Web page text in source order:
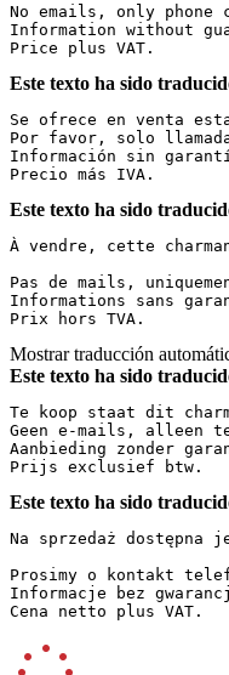
No emails, only
Information without
Price plus VAT.
Este texto ha sido
Se ofrece en venta
Por favor, solo
Información sin
Precio más IVA.
Este texto ha sido
À vendre, cette
Pas de mails,
Informations sans
Prix hors TVA.
Mostrar traducción
Este texto ha sido
Te koop staat dit
Geen e-mails, alleen
Aanbieding zonder
Prijs exclusief btw.
Este texto ha sido
Na sprzedaż
Prosimy o kontakt
Informacje bez
Cena netto plus VAT.